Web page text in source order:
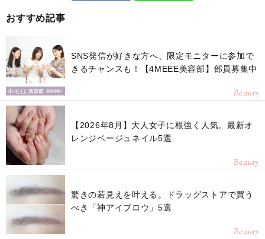
おすすめ記事
SNS発信が好きな方へ、限定モニターに参加で
きるチャンスも！【4MEEE美容部】部員募集中
Beauty
【2026年8月】大人女子に根強く人気。最新オ
レンジベージュネイル5選
Beauty
驚きの若見えを叶える。ドラッグストアで買う
べき「神アイブロウ」5選
Beauty